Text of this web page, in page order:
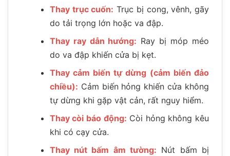
Thay trục cuốn: Trục bị cong, vênh, gãy
do tải trọng lớn hoặc va đập.
Thay ray dẫn hướng: Ray bị móp méo
do va đập khiến cửa bị kẹt.
Thay cảm biến tự dừng (cảm biến đảo
chiều): Cảm biến hỏng khiến cửa không
tự dừng khi gặp vật cản, rất nguy hiểm.
Thay còi báo động: Còi hỏng không kêu
khi có cạy cửa.
Thay nút bấm âm tường: Nút bấm bị